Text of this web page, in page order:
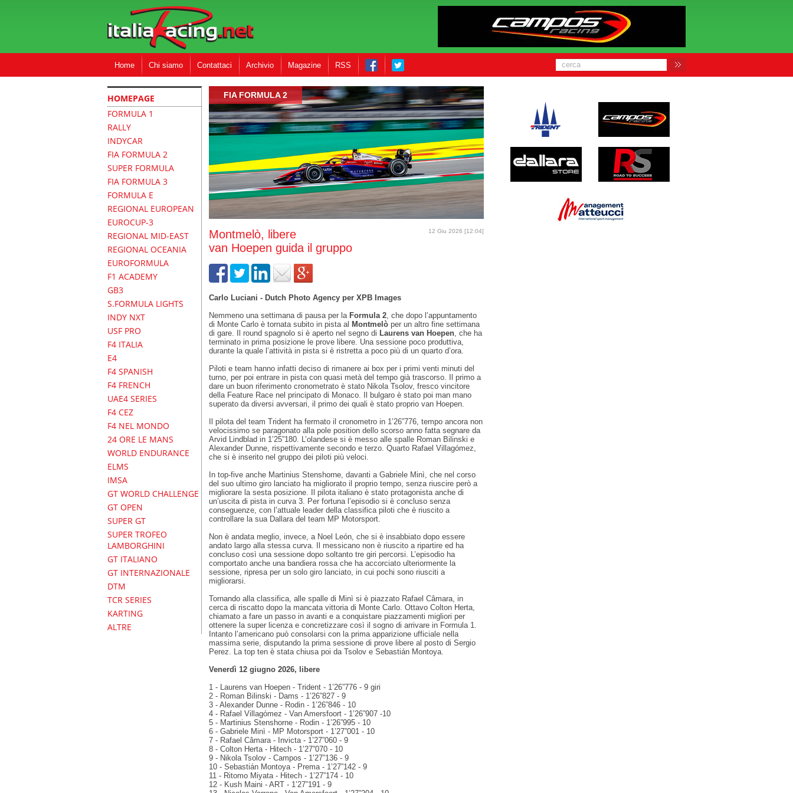
Home Chi siamo Contattaci Archivio Magazine RSS
HOMEPAGE
FORMULA 1
RALLY
INDYCAR
FIA FORMULA 2
SUPER FORMULA
FIA FORMULA 3
FORMULA E
REGIONAL EUROPEAN
EUROCUP-3
REGIONAL MID-EAST
REGIONAL OCEANIA
EUROFORMULA
F1 ACADEMY
GB3
S.FORMULA LIGHTS
INDY NXT
USF PRO
F4 ITALIA
E4
F4 SPANISH
F4 FRENCH
UAE4 SERIES
F4 CEZ
F4 NEL MONDO
24 ORE LE MANS
WORLD ENDURANCE
ELMS
IMSA
GT WORLD CHALLENGE
GT OPEN
SUPER GT
SUPER TROFEO
LAMBORGHINI
GT ITALIANO
GT INTERNAZIONALE
DTM
TCR SERIES
KARTING
ALTRE
FIA FORMULA 2
12 Giu 2026 [12:04]
Montmelò, libere
van Hoepen guida il gruppo
Carlo Luciani - Dutch Photo Agency per XPB Images
Nemmeno una settimana di pausa per la Formula 2 , che dopo l’appuntamento
di Monte Carlo è tornata subito in pista al Montmelò per un altro fine settimana
di gare. Il round spagnolo si è aperto nel segno di Laurens van Hoepen , che ha
terminato in prima posizione le prove libere. Una sessione poco produttiva,
durante la quale l’attività in pista si è ristretta a poco più di un quarto d’ora.
Piloti e team hanno infatti deciso di rimanere ai box per i primi venti minuti del
turno, per poi entrare in pista con quasi metà del tempo già trascorso. Il primo a
dare un buon riferimento cronometrato è stato Nikola Tsolov, fresco vincitore
della Feature Race nel principato di Monaco. Il bulgaro è stato poi man mano
superato da diversi avversari, il primo dei quali è stato proprio van Hoepen.
Il pilota del team Trident ha fermato il cronometro in 1’26”776, tempo ancora non
velocissimo se paragonato alla pole position dello scorso anno fatta segnare da
Arvid Lindblad in 1’25”180. L’olandese si è messo alle spalle Roman Bilinski e
Alexander Dunne, rispettivamente secondo e terzo. Quarto Rafael Villagómez,
che si è inserito nel gruppo dei piloti più veloci.
In top-five anche Martinius Stenshorne, davanti a Gabriele Minì, che nel corso
del suo ultimo giro lanciato ha migliorato il proprio tempo, senza riuscire però a
migliorare la sesta posizione. Il pilota italiano è stato protagonista anche di
un’uscita di pista in curva 3. Per fortuna l’episodio si è concluso senza
conseguenze, con l’attuale leader della classifica piloti che è riuscito a
controllare la sua Dallara del team MP Motorsport.
Non è andata meglio, invece, a Noel León, che si è insabbiato dopo essere
andato largo alla stessa curva. Il messicano non è riuscito a ripartire ed ha
concluso così una sessione dopo soltanto tre giri percorsi. L’episodio ha
comportato anche una bandiera rossa che ha accorciato ulteriormente la
sessione, ripresa per un solo giro lanciato, in cui pochi sono riusciti a
migliorarsi.
Tornando alla classifica, alle spalle di Minì si è piazzato Rafael Câmara, in
cerca di riscatto dopo la mancata vittoria di Monte Carlo. Ottavo Colton Herta,
chiamato a fare un passo in avanti e a conquistare piazzamenti migliori per
ottenere la super licenza e concretizzare così il sogno di arrivare in Formula 1.
Intanto l’americano può consolarsi con la prima apparizione ufficiale nella
massima serie, disputando la prima sessione di prove libere al posto di Sergio
Perez. La top ten è stata chiusa poi da Tsolov e Sebastián Montoya.
Venerdì 12 giugno 2026, libere
1 - Laurens van Hoepen - Trident - 1’26”776 - 9 giri
2 - Roman Bilinski - Dams - 1’26”827 - 9
3 - Alexander Dunne - Rodin - 1’26”846 - 10
4 - Rafael Villagómez - Van Amersfoort - 1’26”907 -10
5 - Martinius Stenshorne - Rodin - 1’26”995 - 10
6 - Gabriele Minì - MP Motorsport - 1’27”001 - 10
7 - Rafael Câmara - Invicta - 1’27”060 - 9
8 - Colton Herta - Hitech - 1’27”070 - 10
9 - Nikola Tsolov - Campos - 1’27”136 - 9
10 - Sebastián Montoya - Prema - 1’27”142 - 9
11 - Ritomo Miyata - Hitech - 1’27”174 - 10
12 - Kush Maini - ART - 1’27”191 - 9